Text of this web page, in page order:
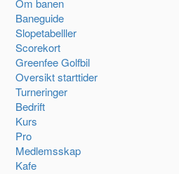
Om banen
Baneguide
Slopetabelller
Scorekort
Greenfee Golfbil
Oversikt starttider
Turneringer
Bedrift
Kurs
Pro
Medlemsskap
Kafe